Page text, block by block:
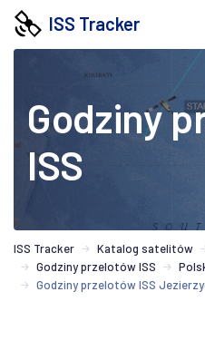
ISS Tracker
Godziny
ISS
ISS Tracker Katalog satelitów
Godziny przelotów ISS
Godziny przelotów ISS